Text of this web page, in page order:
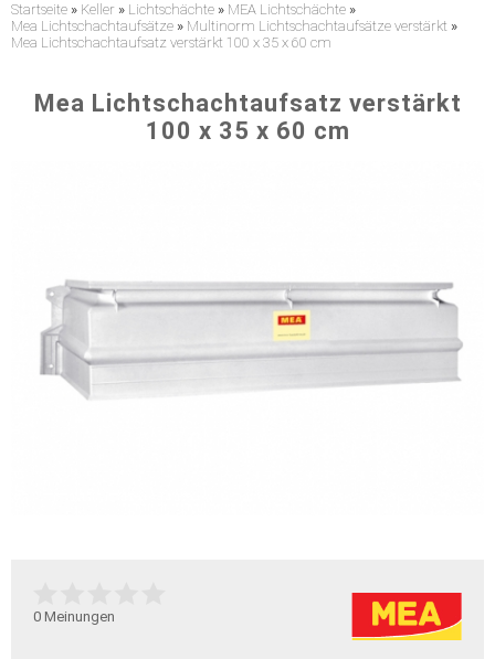
Startseite » Keller » Lichtschächte » MEA Lichtschächte »
Mea Lichtschachtaufsätze » Multinorm Lichtschachtaufsätze verstärkt »
Mea Lichtschachtaufsatz verstärkt 100 x 35 x 60 cm
Mea Lichtschachtaufsatz verstärkt
100 x 35 x 60 cm
0 Meinungen